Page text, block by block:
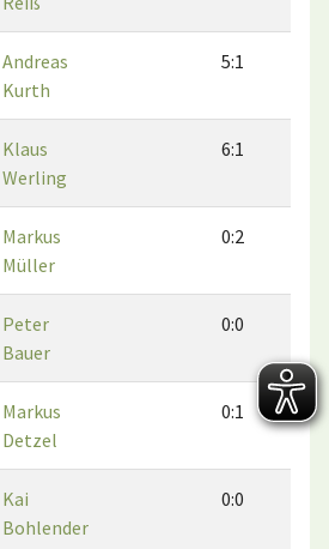
Andreas
Kurth
5:1
Klaus
Werling
6:1
Markus
Müller
0:2
Peter
Bauer
0:0
Markus
Detzel
0:1 1:4
Kai
Bohlender
0:0